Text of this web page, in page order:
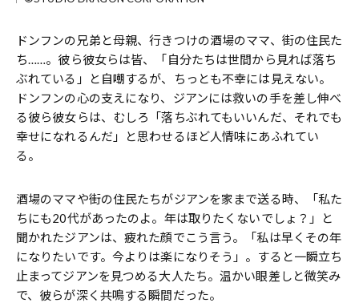
ドンフンの兄弟と母親、行きつけの酒場のママ、街の住民た
ち……。彼ら彼女らは皆、「自分たちは世間から見れば落ち
ぶれている」と自嘲するが、ちっとも不幸には見えない。
ドンフンの心の支えになり、ジアンには救いの手を差し伸べ
る彼ら彼女らは、むしろ「落ちぶれてもいいんだ、それでも
幸せになれるんだ」と思わせるほど人情味にあふれてい
る。
酒場のママや街の住民たちがジアンを家まで送る時、「私た
ちにも20代があったのよ。年は取りたくないでしょ？」と
聞かれたジアンは、疲れた顔でこう言う。「私は早くその年
になりたいです。今よりは楽になりそう」。すると一瞬立ち
止まってジアンを見つめる大人たち。温かい眼差しと微笑み
で、彼らが深く共鳴する瞬間だった。